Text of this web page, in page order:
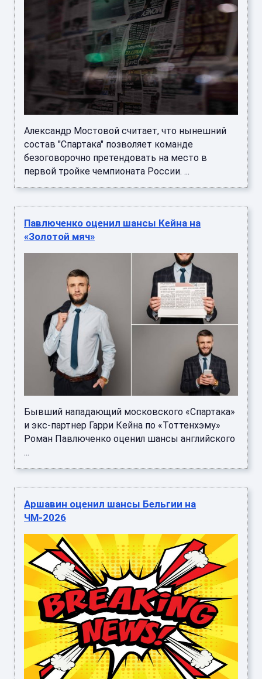
Александр Мостовой считает, что нынешний
состав "Спартака" позволяет команде
безоговорочно претендовать на место в
первой тройке чемпионата России. ...
Павлюченко оценил шансы Кейна на
«Золотой мяч»
Бывший нападающий московского «Спартака»
и экс-партнер Гарри Кейна по «Тоттенхэму»
Роман Павлюченко оценил шансы английского
...
Аршавин оценил шансы Бельгии на
ЧМ-2026